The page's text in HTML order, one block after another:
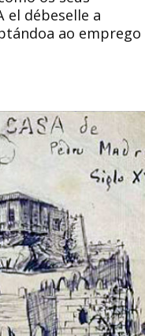
el débeselle a
ao emprego